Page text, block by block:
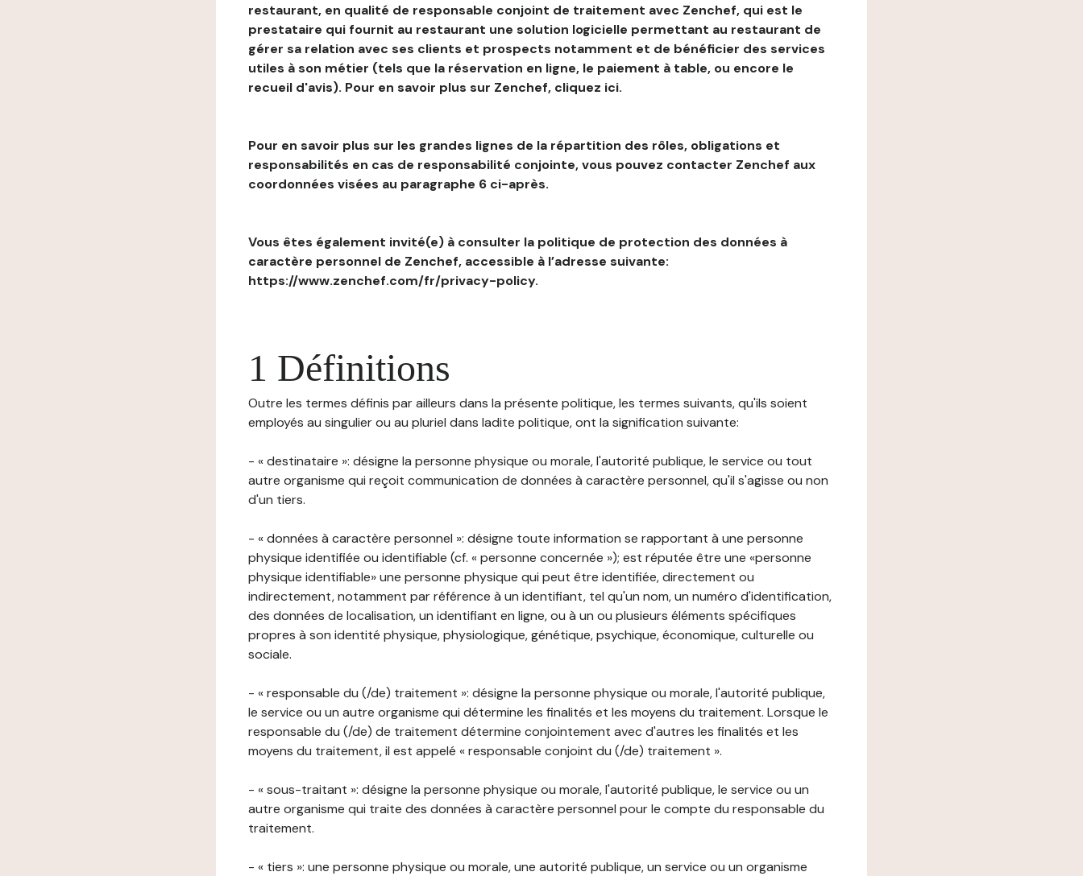
restaurant, en qualité de responsable conjoint de traitement avec Zenchef, qui est le
prestataire qui fournit au restaurant une solution logicielle permettant au restaurant de
gérer sa relation avec ses clients et prospects notamment et de bénéficier des services
utiles à son métier (tels que la réservation en ligne, le paiement à table, ou encore le
recueil d'avis). Pour en savoir plus sur Zenchef, cliquez ici.
Pour en savoir plus sur les grandes lignes de la répartition des rôles, obligations et
responsabilités en cas de responsabilité conjointe, vous pouvez contacter Zenchef aux
coordonnées visées au paragraphe 6 ci-après.
Vous êtes également invité(e) à consulter la politique de protection des données à
caractère personnel de Zenchef, accessible à l’adresse suivante:
https://www.zenchef.com/fr/privacy-policy.
1 Définitions
Outre les termes définis par ailleurs dans la présente politique, les termes suivants, qu'ils soient
employés au singulier ou au pluriel dans ladite politique, ont la signification suivante:
- « destinataire »: désigne la personne physique ou morale, l'autorité publique, le service ou tout
autre organisme qui reçoit communication de données à caractère personnel, qu'il s'agisse ou non
d'un tiers.
- « données à caractère personnel »: désigne toute information se rapportant à une personne
physique identifiée ou identifiable (cf. « personne concernée »); est réputée être une «personne
physique identifiable» une personne physique qui peut être identifiée, directement ou
indirectement, notamment par référence à un identifiant, tel qu'un nom, un numéro d'identification,
des données de localisation, un identifiant en ligne, ou à un ou plusieurs éléments spécifiques
propres à son identité physique, physiologique, génétique, psychique, économique, culturelle ou
sociale.
- « responsable du (/de) traitement »: désigne la personne physique ou morale, l'autorité publique,
le service ou un autre organisme qui détermine les finalités et les moyens du traitement. Lorsque le
responsable du (/de) de traitement détermine conjointement avec d'autres les finalités et les
moyens du traitement, il est appelé « responsable conjoint du (/de) traitement ».
- « sous-traitant »: désigne la personne physique ou morale, l'autorité publique, le service ou un
autre organisme qui traite des données à caractère personnel pour le compte du responsable du
traitement.
- « tiers »: une personne physique ou morale, une autorité publique, un service ou un organisme